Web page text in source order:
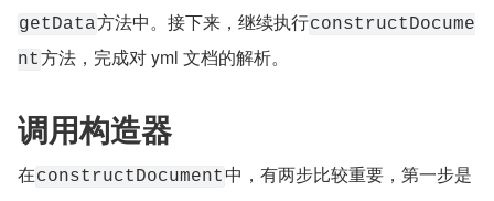
getData方法中。接下来，继续执行constructDocume
nt方法，完成对 yml 文档的解析。
调用构造器
在constructDocument 中，有两步比较重要，第一步是